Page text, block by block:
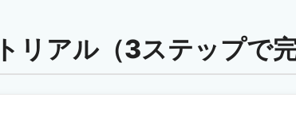
リアル（3ステップで